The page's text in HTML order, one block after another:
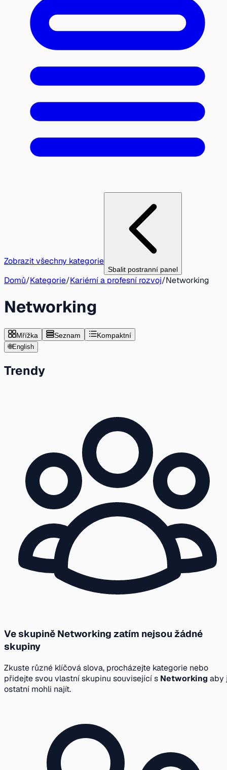
Zobrazit všechny kategorie
Sbalit postranní panel
Domů/Kategorie/Kariérní a profesní rozvoj/Networking
Networking
Mřížka Seznam Kompaktní
🌐English
Trendy
Ve skupině Networking zatím nejsou žádné
skupiny
Zkuste různé klíčová slova, procházejte kategorie nebo
přidejte svou vlastní skupinu související s Networking aby
ostatní mohli najít.